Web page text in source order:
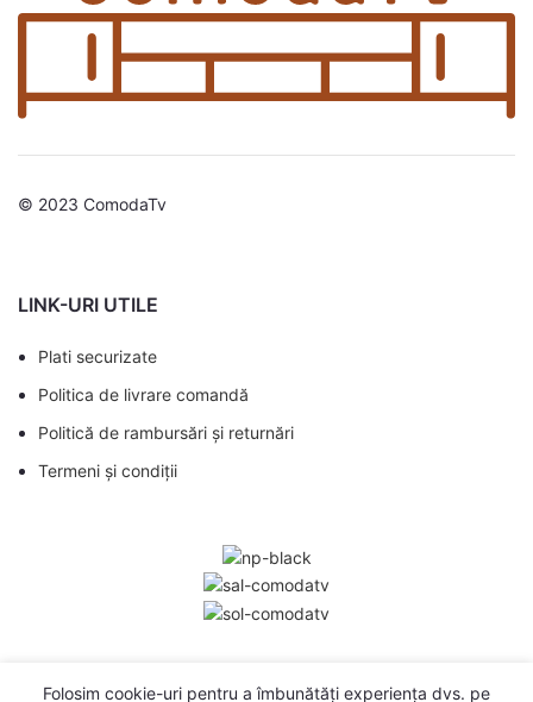
© 2023 ComodaTv
LINK-URI UTILE
Plati securizate
Politica de livrare comandă
Politică de rambursări și returnări
Termeni și condiții
Folosim cookie-uri pentru a îmbunătăți experiența dvs. pe